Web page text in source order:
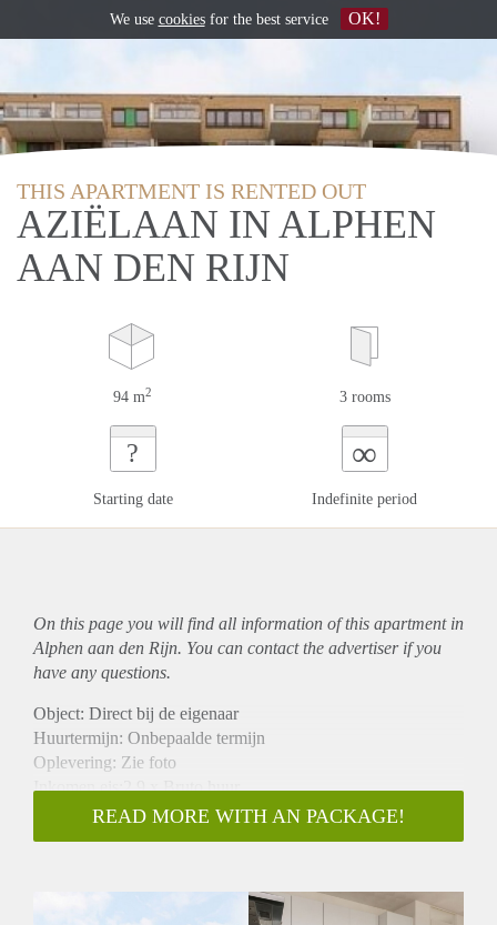
THIS APARTMENT IS RENTED OUT
AZIËLAAN IN ALPHEN
AAN DEN RIJN
94 m2 3 rooms
?
Starting date
∞
Indefinite period
On this page you will find all information of this apartmentin
Alphen aan den Rijn. You can contact the advertiser if you
have any questions.
Object: Direct bij de eigenaar
Huurtermijn: Onbepaalde termijn
Oplevering: Zie foto
Inkomen eis:2,9 x Bruto huur
Garantiestelling mogelijk: Ja
Borg: 1 Maand
Huisdieren toegestaan: Afhankelijk van de Eigenaar
READ MORE WITH AN PACKAGE!
We use cookiesfor the best service OK!